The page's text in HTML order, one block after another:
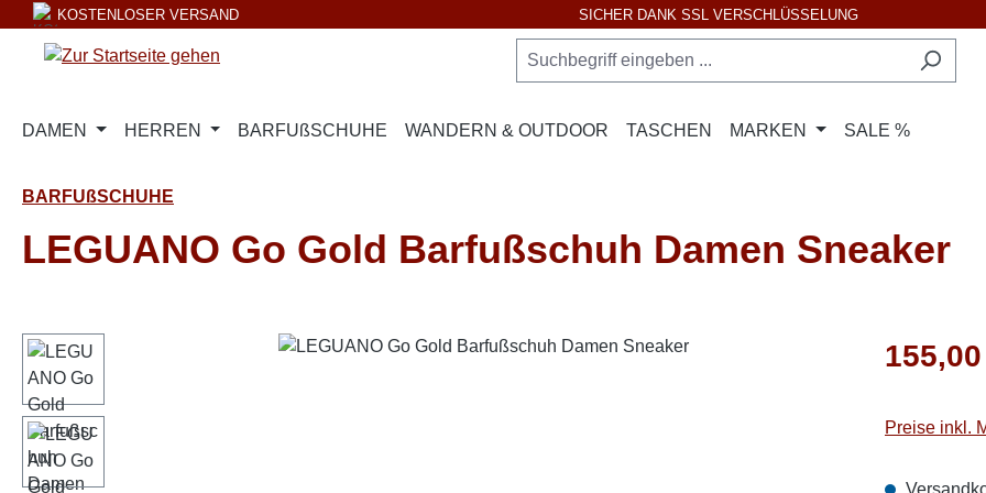
Hauptinhalt springen
Zur Suche springen
Zur Hauptnavigation springen
KOSTENLOSER VERSAND SICHER DANK SSL VERSCHLÜSSELUNG
DAMEN HERREN BARFUßSCHUHE WANDERN & OUTDOOR TASCHEN MARKEN SALE %
BARFUßSCHUHE
LEGUANO Go Gold Barfußschuh Damen Sneaker
Bildergalerie überspringen Regulärer
Preise inkl.